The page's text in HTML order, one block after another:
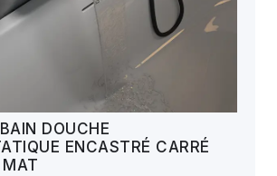
DOUCHE
ENCASTRÉ CARRÉ
MAT